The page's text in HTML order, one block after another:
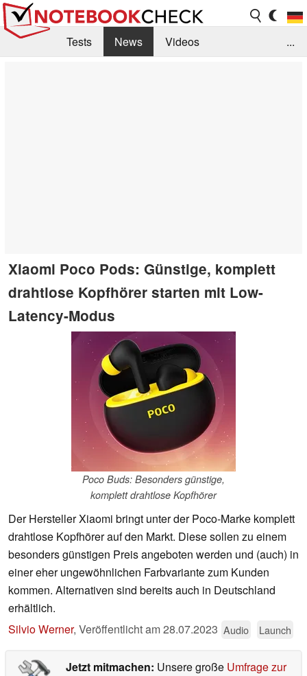
Tests News
Videos
...
Xiaomi Poco Pods: Günstige, komplett
drahtlose Kopfhörer starten mit Low-
Latency-Modus
Poco Buds: Besonders günstige,
komplett drahtlose Kopfhörer
Der Hersteller Xiaomi bringt unter der Poco-Marke komplett
drahtlose Kopfhörer auf den Markt. Diese sollen zu einem
besonders günstigen Preis angeboten werden und (auch) in
einer eher ungewöhnlichen Farbvariante zum Kunden
kommen. Alternativen sind bereits auch in Deutschland
erhältlich.
Silvio Werner, Veröffentlicht am28.07.2023 Audio Launch
Jetzt mitmachen: Unsere große Umfrage zur